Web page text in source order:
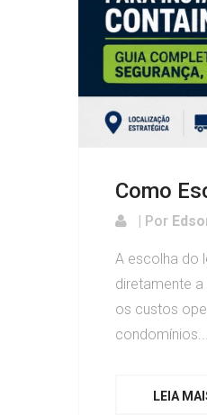
Como
| Por
A escolha do
diretamente
os custos
condomínios...
LEIA